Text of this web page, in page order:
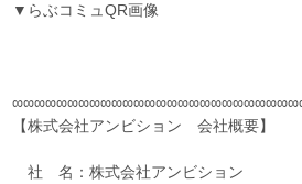
▼らぶコミュQR画像
【株式会社アンビション 会社概要】
社 名：株式会社アンビション